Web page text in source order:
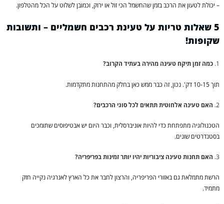
– יכולת לטעון את הרכב בזמן שהחשמל הכי זול או ירוק, וכמובן לשלוט על הכל מהטלפון.
5 שאלות טריות על טעינת רכבים חשמליים – ותשובות
שקופות!
כמה זמן תיקח טעינה מהירה בעתיד הקרוב?
תוך 10-15 דק'. נכון, זה כבר ממש כאן בחלק מהתחנות מתקדמות.
האם טעינה אלחוטית תתאים לכל סוגי הרכבים?
הטכנולוגיה מתפתחת כדי להיות אוניברסלית, וכבר היום יש אבטיפוסים שתומכים
בסטנדרטים שונים.
האם תחנות טעינה ציבוריות יהיו יותר זמינות בפריפריה?
הרשת מתמלאת גם באזורי הפריפריה, והרצון לחבר את כל הארץ לאנרגיה נקייה חזק
מתמיד.